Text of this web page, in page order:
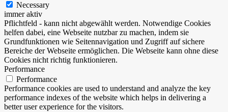
Necessary
immer aktiv
Pflichtfeld - kann nicht abgewählt werden. Notwendige Cookies
helfen dabei, eine Webseite nutzbar zu machen, indem sie
Grundfunktionen wie Seitennavigation und Zugriff auf sichere
Bereiche der Webseite ermöglichen. Die Webseite kann ohne diese
Cookies nicht richtig funktionieren.
Performance
Performance
Performance cookies are used to understand and analyze the key
performance indexes of the website which helps in delivering a
better user experience for the visitors.